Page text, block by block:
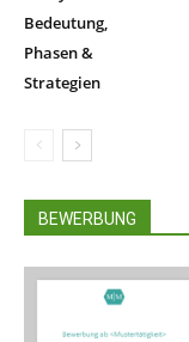
Bedeutung,
Phasen &
Strategien
BEWERBUNG